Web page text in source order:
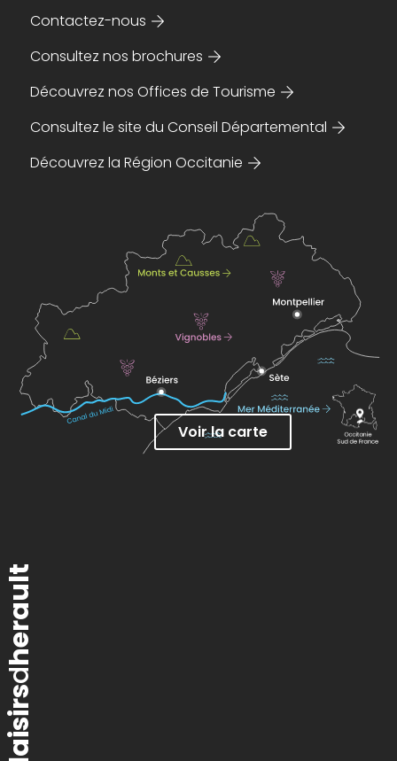
Contactez-nous
Consultez nos brochures
Découvrez nos Offices de Tourisme
Consultez le site du Conseil Départemental
Découvrez la Région Occitanie
Voir la carte
plaisirs
d
herault